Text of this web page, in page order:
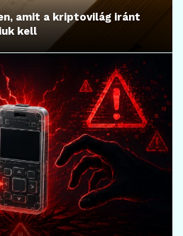
amit a kriptovilág iránt
kell